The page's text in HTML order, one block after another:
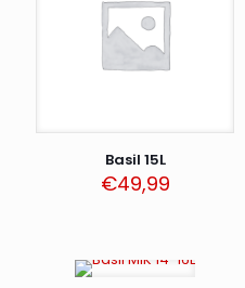
Basil 15L
€49,99